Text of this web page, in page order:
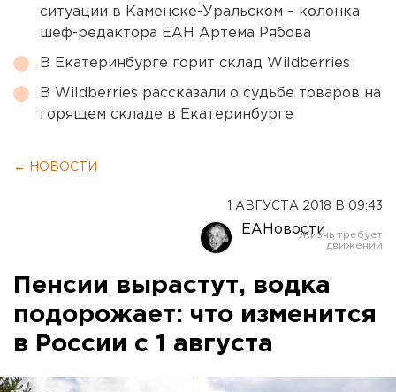
ситуации в Каменске-Уральском – колонка
шеф-редактора ЕАН Артема Рябова
В Екатеринбурге горит склад Wildberries
В Wildberries рассказали о судьбе товаров на
горящем складе в Екатеринбурге
← НОВОСТИ
1 АВГУСТА 2018 В 09:43
ЕАНовости
Пенсии вырастут, водка
подорожает: что изменится
в России с 1 августа